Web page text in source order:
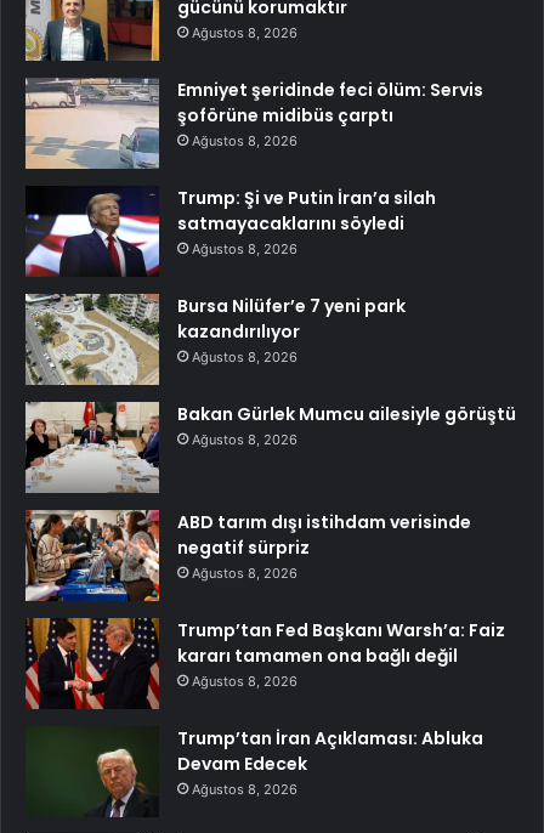
gücünü korumaktır
Ağustos 8, 2026
Emniyet şeridinde feci ölüm: Servis
şoförüne midibüs çarptı
Ağustos 8, 2026
Trump: Şi ve Putin İran’a silah
satmayacaklarını söyledi
Ağustos 8, 2026
Bursa Nilüfer’e 7 yeni park
kazandırılıyor
Ağustos 8, 2026
Bakan Gürlek Mumcu ailesiyle görüştü
Ağustos 8, 2026
ABD tarım dışı istihdam verisinde
negatif sürpriz
Ağustos 8, 2026
Trump’tan Fed Başkanı Warsh’a: Faiz
kararı tamamen ona bağlı değil
Ağustos 8, 2026
Trump’tan İran Açıklaması: Abluka
Devam Edecek
Ağustos 8, 2026